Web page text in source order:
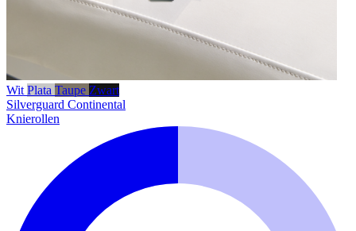
Wit Plata Taupe Zwart
Silverguard Continental
Knierollen